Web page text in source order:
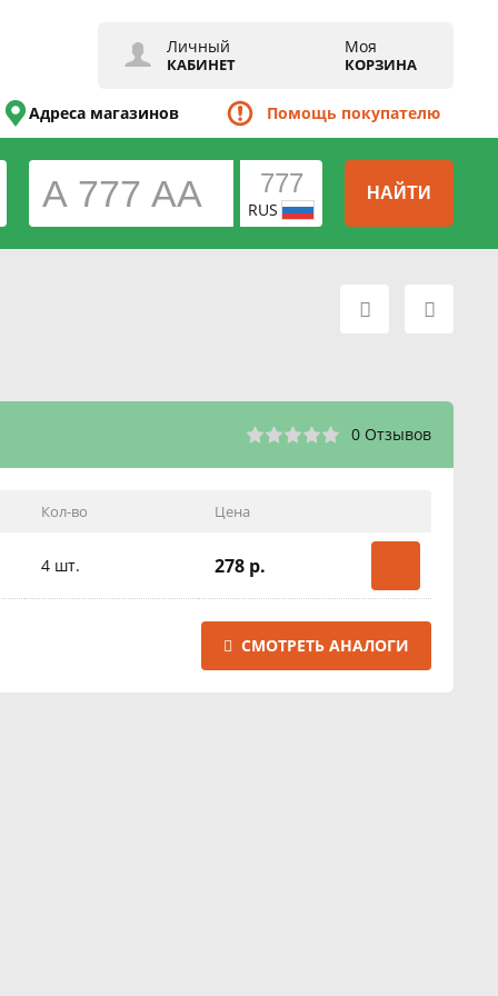
Личный
КАБИНЕТ
Моя
КОРЗИНА
Адреса магазинов Помощь покупателю
RUS
НАЙТИ
0 Отзывов
Кол-во Цена
4 шт. 278 р.
СМОТРЕТЬ АНАЛОГИ